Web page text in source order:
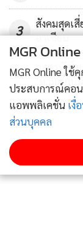
ทั้งนี้
สนามกอล์ฟซัมมิท
รูปแบบสนามโดย
ความสนุกสนาน
การได้รับบริการ
3
สังคมสุดเ
อาเซียน
4
ถอดรหัสโศ
‘ห้ามพกปื
MGR
MGR Online ใ
ประสบการณ์คอ
แอพพลิเคชั่น เงื่
ส่วนบุคคล